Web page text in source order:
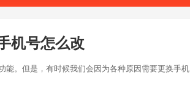
机号怎么改
能。但是，有时候我们会因为各种原因需要更换手机